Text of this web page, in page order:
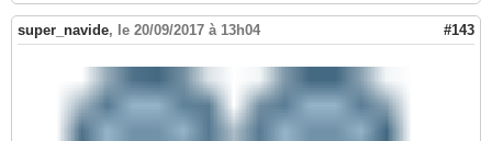
super_navide, le 20/09/2017 à 13h04 #143